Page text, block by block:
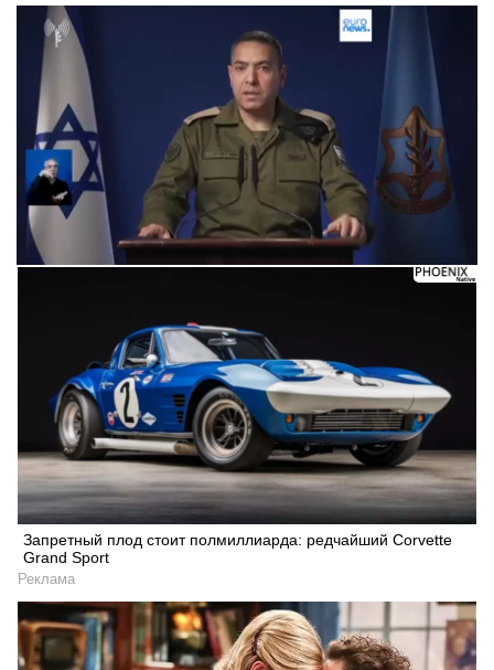
Запретный плод стоит полмиллиарда: редчайший Corvette
Grand Sport
Реклама